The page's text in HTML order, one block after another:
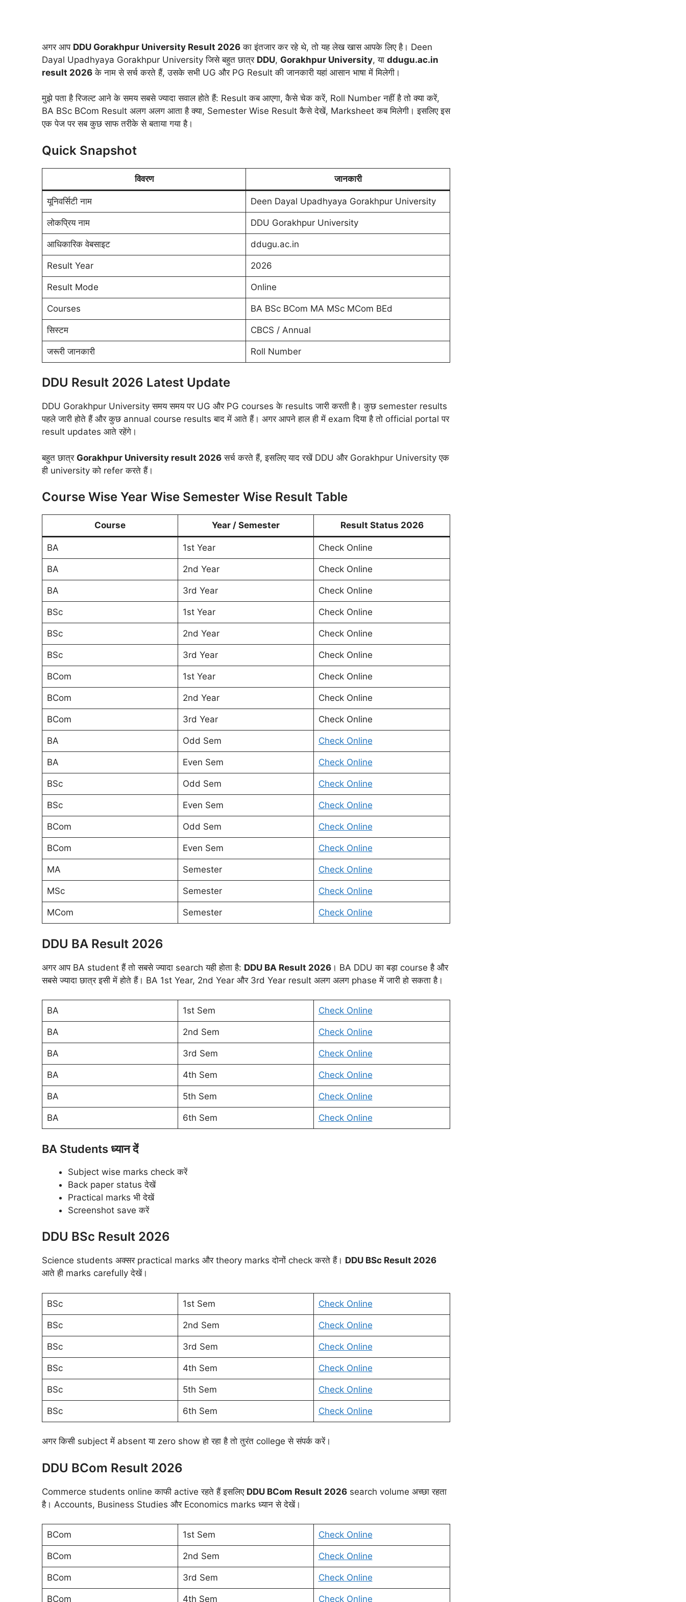
अगर आप DDU Gorakhpur University Result 2026 का इंतजार कर रहे थे, तो यह लेख खास आपके लिए है। Deen
Dayal Upadhyaya Gorakhpur University जिसे बहुत छात्र DDU, Gorakhpur University, या ddugu.ac.in
result 2026 के नाम से सर्च करते हैं, उसके सभी UG और PG Result की जानकारी यहां आसान भाषा में मिलेगी।
मुझे पता है रिजल्ट आने के समय सबसे ज्यादा सवाल होते हैं: Result कब आएगा, कैसे चेक करें, Roll Number नहीं है तो क्या करें,
BA BSc BCom Result अलग अलग आता है क्या, Semester Wise Result कैसे देखें, Marksheet कब मिलेगी। इसलिए इस
एक पेज पर सब कुछ साफ तरीके से बताया गया है।
Quick Snapshot
विवरण जानकारी
यूनिवर्सिटी नाम Deen Dayal Upadhyaya Gorakhpur University
लोकप्रिय नाम DDU Gorakhpur University
आधिकारिक वेबसाइट ddugu.ac.in
Result Year 2026
Result Mode Online
Courses BA BSc BCom MA MSc MCom BEd
सिस्टम CBCS / Annual
जरूरी जानकारी Roll Number
DDU Result 2026 Latest Update
DDU Gorakhpur University समय समय पर UG और PG courses के results जारी करती है। कुछ semester results
पहले जारी होते हैं और कुछ annual course results बाद में आते हैं। अगर आपने हाल ही में exam दिया है तो official portal पर
result updates आते रहेंगे।
बहुत छात्र Gorakhpur University result 2026 सर्च करते हैं, इसलिए याद रखें DDU और Gorakhpur University एक
ही university को refer करते हैं।
Course Wise Year Wise Semester Wise Result Table
Course Year / Semester Result Status 2026
BA 1st Year Check Online
BA 2nd Year Check Online
BA 3rd Year Check Online
BSc 1st Year Check Online
BSc 2nd Year Check Online
BSc 3rd Year Check Online
BCom 1st Year Check Online
BCom 2nd Year Check Online
BCom 3rd Year Check Online
BA Odd Sem Check Online
BA Even Sem Check Online
BSc Odd Sem Check Online
BSc Even Sem Check Online
BCom Odd Sem Check Online
BCom Even Sem Check Online
MA Semester Check Online
MSc Semester Check Online
MCom Semester Check Online
DDU BA Result 2026
अगर आप BA student हैं तो सबसे ज्यादा search यही होता है: DDU BA Result 2026 । BA DDU का बड़ा course है और
सबसे ज्यादा छात्र इसी में होते हैं। BA 1st Year, 2nd Year और 3rd Year result अलग अलग phase में जारी हो सकता है।
BA 1st Sem Check Online
BA 2nd Sem Check Online
BA 3rd Sem Check Online
BA 4th Sem Check Online
BA 5th Sem Check Online
BA 6th Sem Check Online
BA Students ध्यान दें
Subject wise marks check करें
Back paper status देखें
Practical marks भी देखें
Screenshot save करें
DDU BSc Result 2026
Science students अक्सर practical marks और theory marks दोनों check करते हैं। DDU BSc Result 2026
आते ही marks carefully देखें।
BSc 1st Sem Check Online
BSc 2nd Sem Check Online
BSc 3rd Sem Check Online
BSc 4th Sem Check Online
BSc 5th Sem Check Online
BSc 6th Sem Check Online
अगर किसी subject में absent या zero show हो रहा है तो तुरंत college से संपर्क करें।
DDU BCom Result 2026
Commerce students online काफी active रहते हैं इसलिए DDU BCom Result 2026 search volume अच्छा रहता
है। Accounts, Business Studies और Economics marks ध्यान से देखें।
BCom 1st Sem Check Online
BCom 2nd Sem Check Online
BCom 3rd Sem Check Online
BCom 4th Sem Check Online